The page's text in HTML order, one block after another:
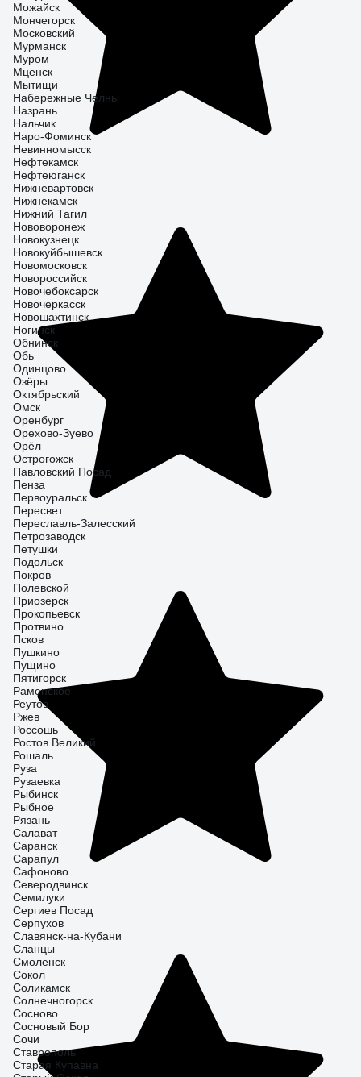
Можайск
Мончегорск
Московский
Мурманск
Муром
Мценск
Мытищи
Набережные Челны
Назрань
Нальчик
Наро-Фоминск
Невинномысск
Нефтекамск
Нефтеюганск
Нижневартовск
Нижнекамск
Нижний Тагил
Нововоронеж
Новокузнецк
Новокуйбышевск
Новомосковск
Новороссийск
Новочебоксарск
Новочеркасск
Новошахтинск
Ногинск
Обнинск
Обь
Одинцово
Озёры
Октябрьский
Омск
Оренбург
Орехово-Зуево
Орёл
Острогожск
Павловский Посад
Пенза
Первоуральск
Пересвет
Переславль-Залесский
Петрозаводск
Петушки
Подольск
Покров
Полевской
Приозерск
Прокопьевск
Протвино
Псков
Пушкино
Пущино
Пятигорск
Раменское
Реутов
Ржев
Россошь
Ростов Великий
Рошаль
Руза
Рузаевка
Рыбинск
Рыбное
Рязань
Салават
Саранск
Сарапул
Сафоново
Северодвинск
Семилуки
Сергиев Посад
Серпухов
Славянск-на-Кубани
Сланцы
Смоленск
Сокол
Соликамск
Солнечногорск
Сосново
Сосновый Бор
Сочи
Ставрополь
Старая Купавна